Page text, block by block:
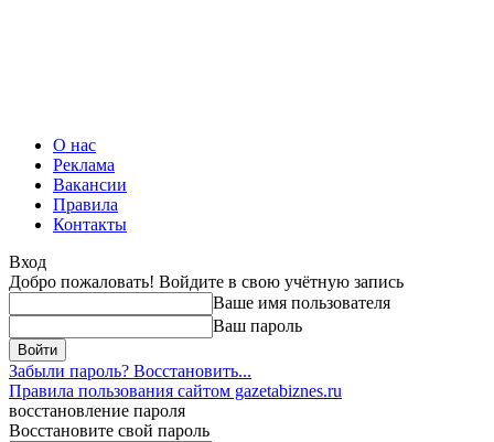
О нас
Реклама
Вакансии
Правила
Контакты
Вход
Добро пожаловать! Войдите в свою учётную запись
Ваше имя пользователя
Ваш пароль
Забыли пароль? Восстановить...
Правила пользования сайтом gazetabiznes.ru
восстановление пароля
Восстановите свой пароль